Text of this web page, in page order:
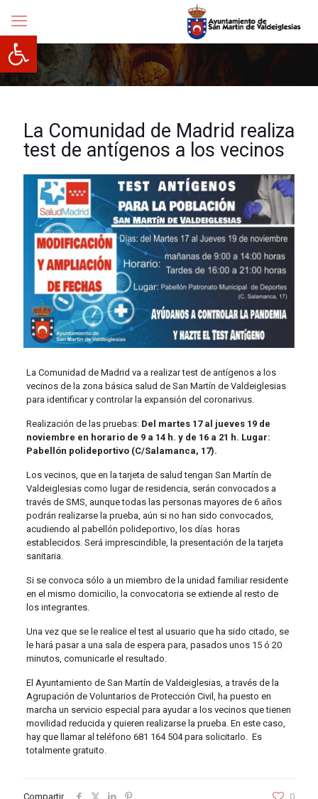
Abrir barra de herramientas
La Comunidad de Madrid realiza
test de antígenos a los vecinos
La Comunidad de Madrid va a realizar test de antígenos a los
vecinos de la zona básica salud de San Martín de Valdeiglesias
para identificar y controlar la expansión del coronarivus.
Realización de las pruebas: Del martes 17 al jueves 19 de
noviembre en horario de 9 a 14 h. y de 16 a 21 h. Lugar:
Pabellón polideportivo (C/Salamanca, 17).
Los vecinos, que en la tarjeta de salud tengan San Martín de
Valdeiglesias como lugar de residencia, serán convocados a
través de SMS, aunque todas las personas mayores de 6 años
podrán realizarse la prueba, aún si no han sido convocados,
acudiendo al pabellón polideportivo, los días horas
establecidos. Será imprescindible, la presentación de la tarjeta
sanitaria.
Si se convoca sólo a un miembro de la unidad familiar residente
en el mismo domicilio, la convocatoria se extiende al resto de
los integrantes.
Una vez que se le realice el test al usuario que ha sido citado, se
le hará pasar a una sala de espera para, pasados unos 15 ó 20
minutos, comunicarle el resultado.
El Ayuntamiento de San Martín de Valdeiglesias, a través de la
Agrupación de Voluntarios de Protección Civil, ha puesto en
marcha un servicio especial para ayudar a los vecinos que tienen
movilidad reducida y quieren realizarse la prueba. En este caso,
hay que llamar al teléfono 681 164 504 para solicitarlo. Es
totalmente gratuito.
Compartir 0